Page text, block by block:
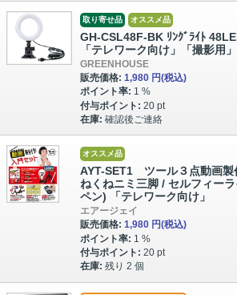
取り寄せ品 オススメ品
GH-CSL48F-BK ﾘﾝｸﾞﾗｲﾄ
「テレワーク向け」「撮影用」
GREENHOUSE
販売価格: 1,980 円(税込)
ポイント率: 1 %
付与ポイント: 20 pt
在庫: 確認後ご連絡
オススメ品
AYT-SET1 ツール３点動画製
ねくねニミ三脚 / セルフィー
ペン) 「テレワーク向け」
エアージェイ
販売価格: 1,980 円(税込)
ポイント率: 1 %
付与ポイント: 20 pt
在庫: 残り 2 個